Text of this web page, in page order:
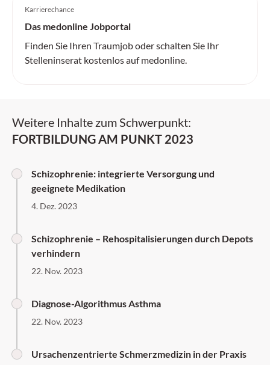
Karrierechance
Das medonline Jobportal
Finden Sie Ihren Traumjob oder schalten Sie Ihr
Stelleninserat kostenlos auf medonline.
Weitere Inhalte zum Schwerpunkt:
FORTBILDUNG AM PUNKT 2023
Schizophrenie: integrierte Versorgung und
geeignete Medikation
4. Dez. 2023
Schizophrenie – Rehospitalisierungen durch Depots
verhindern
22. Nov. 2023
Diagnose-Algorithmus Asthma
22. Nov. 2023
Ursachenzentrierte Schmerzmedizin in der Praxis